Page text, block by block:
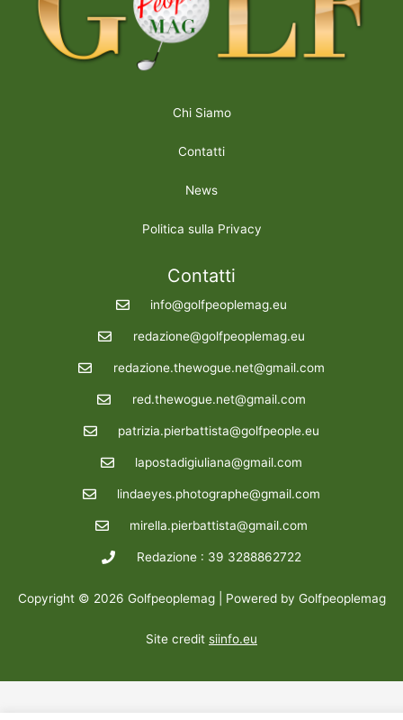
Chi Siamo
Contatti
News
Politica sulla Privacy
Contatti
info@golfpeoplemag.eu
redazione@golfpeoplemag.eu
redazione.thewogue.net@gmail.com
red.thewogue.net@gmail.com
patrizia.pierbattista@golfpeople.eu
lapostadigiuliana@gmail.com
lindaeyes.photographe@gmail.com
mirella.pierbattista@gmail.com
Redazione : 39 3288862722
Copyright © 2026 Golfpeoplemag | Powered by Golfpeoplemag
Site credit siinfo.eu